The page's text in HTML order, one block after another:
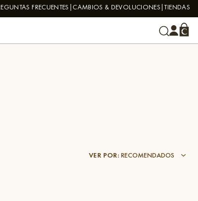
FRECUENTES CAMBIOS & DEVOLUCIONES TIENDAS
VER POR: RECOMENDADOS